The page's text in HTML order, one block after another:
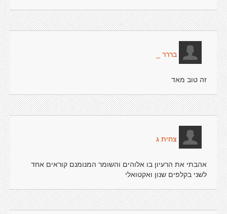
בררר _
זה טוב מאד
צחית ג
אהבתי את הרעיון בו אלוהים והשומר המנומנם קוראים אחד
לשני בקלפים שנון ואקטואלי